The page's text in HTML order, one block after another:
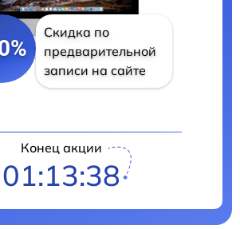
Скидка по
предварительной
записи на сайте
Конец акции
01:13:38